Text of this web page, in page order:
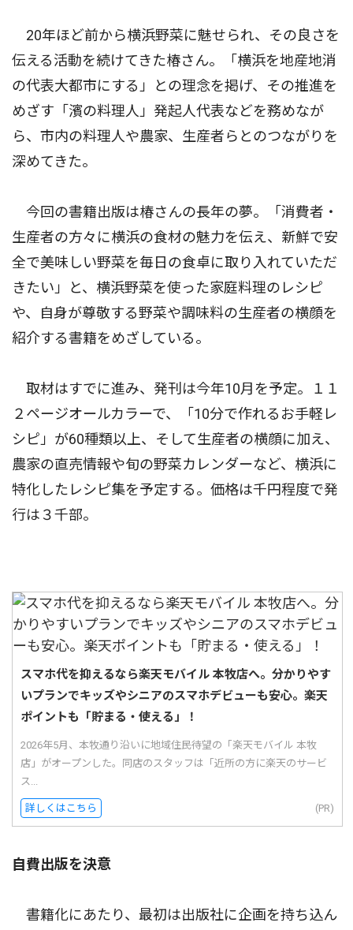
20年ほど前から横浜野菜に魅せられ、その良さを
伝える活動を続けてきた椿さん。「横浜を地産地消
の代表大都市にする」との理念を掲げ、その推進を
めざす「濱の料理人」発起人代表などを務めなが
ら、市内の料理人や農家、生産者らとのつながりを
深めてきた。
今回の書籍出版は椿さんの長年の夢。「消費者・
生産者の方々に横浜の食材の魅力を伝え、新鮮で安
全で美味しい野菜を毎日の食卓に取り入れていただ
きたい」と、横浜野菜を使った家庭料理のレシピ
や、自身が尊敬する野菜や調味料の生産者の横顔を
紹介する書籍をめざしている。
取材はすでに進み、発刊は今年10月を予定。１１
２ページオールカラーで、「10分で作れるお手軽レ
シピ」が60種類以上、そして生産者の横顔に加え、
農家の直売情報や旬の野菜カレンダーなど、横浜に
特化したレシピ集を予定する。価格は千円程度で発
行は３千部。
スマホ代を抑えるなら楽天モバイル 本牧店へ。分かりやす
いプランでキッズやシニアのスマホデビューも安心。楽天
ポイントも「貯まる・使える」！
2026年5月、本牧通り沿いに地域住民待望の「楽天モバイル 本牧
店」がオープンした。同店のスタッフは「近所の方に楽天のサービ
ス...
詳しくはこちら (PR)
自費出版を決意
書籍化にあたり、最初は出版社に企画を持ち込ん